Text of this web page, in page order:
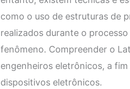
como o uso de estruturas de
realizados durante o
fenômeno. Compreender o
engenheiros eletrônicos, a
dispositivos eletrônicos.